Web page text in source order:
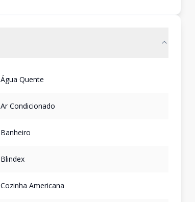
Água Quente
Ar Condicionado
Banheiro
Blindex
Cozinha Americana